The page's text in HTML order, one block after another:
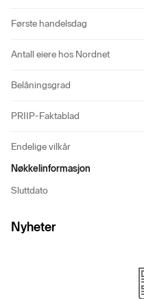
Første handelsdag
Antall eiere hos Nordnet
Belåningsgrad
PRIIP-Faktablad
Endelige vilkår
Nøkkelinformasjon
Sluttdato
Nyheter